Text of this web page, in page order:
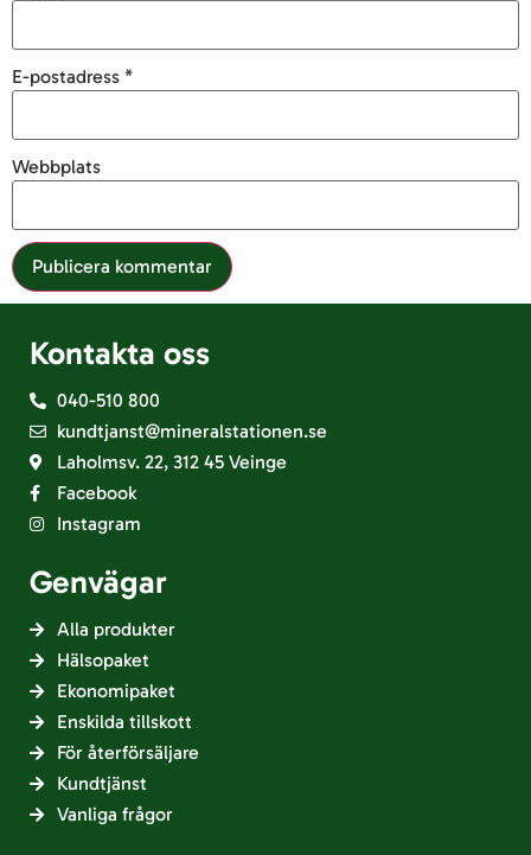
E-postadress *
Webbplats
Kontakta oss
040-510 800
kundtjanst@mineralstationen.se
Laholmsv. 22, 312 45 Veinge
Facebook
Instagram
Genvägar
Alla produkter
Hälsopaket
Ekonomipaket
Enskilda tillskott
För återförsäljare
Kundtjänst
Vanliga frågor